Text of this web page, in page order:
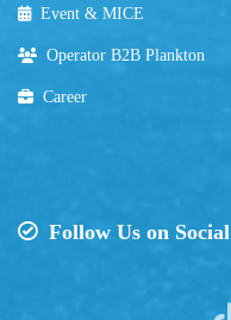
Event & MICE
Operator B2B Plankton
Career
Follow Us on